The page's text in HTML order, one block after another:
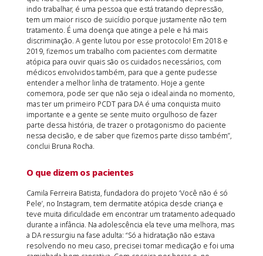
indo trabalhar, é uma pessoa que está tratando depressão,
tem um maior risco de suicídio porque justamente não tem
tratamento. É uma doença que atinge a pele e há mais
discriminação. A gente lutou por esse protocolo! Em 2018 e
2019, fizemos um trabalho com pacientes com dermatite
atópica para ouvir quais são os cuidados necessários, com
médicos envolvidos também, para que a gente pudesse
entender a melhor linha de tratamento. Hoje a gente
comemora, pode ser que não seja o ideal ainda no momento,
mas ter um primeiro PCDT para DA é uma conquista muito
importante e a gente se sente muito orgulhoso de fazer
parte dessa história, de trazer o protagonismo do paciente
nessa decisão, e de saber que fizemos parte disso também”,
conclui Bruna Rocha.
O que dizem os pacientes
Camila Ferreira Batista, fundadora do projeto ‘Você não é só
Pele’, no Instagram, tem dermatite atópica desde criança e
teve muita dificuldade em encontrar um tratamento adequado
durante a infância. Na adolescência ela teve uma melhora, mas
a DA ressurgiu na fase adulta: “Só a hidratação não estava
resolvendo no meu caso, precisei tomar medicação e foi uma